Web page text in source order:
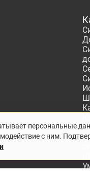
персональные
с ним.